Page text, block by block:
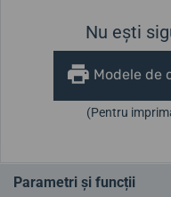
Nu ești
Modele de
(Pentru
Parametri și funcții